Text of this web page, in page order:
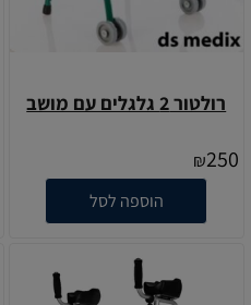
רולטור 2 גלגלים עם מושב
₪250
הוספה לסל